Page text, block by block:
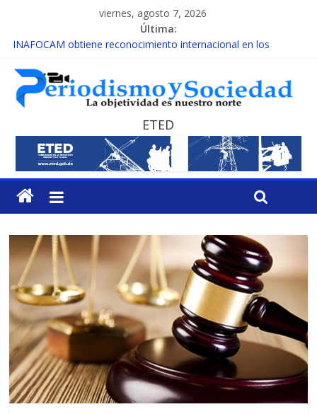
viernes, agosto 7, 2026
Última:
INAFOCAM obtiene reconocimiento internacional en los
15 de febrero de cada año es Día Nacional de la lucha contra el
cáncer infantil
EL ENFOQUE UNILATERAL DE LA COALICIÓN
MESCyT y Universidad Albizu apoyarán rehabilitación de
reclusos
MESCyT presenta calendario de Consulta Nacional por la
Educación
ETED